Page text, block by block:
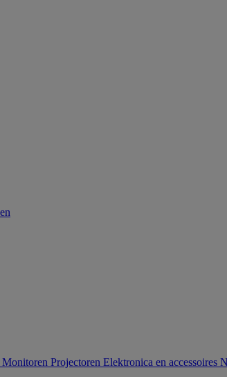
Monitoren Projectoren Elektronica en accessoires